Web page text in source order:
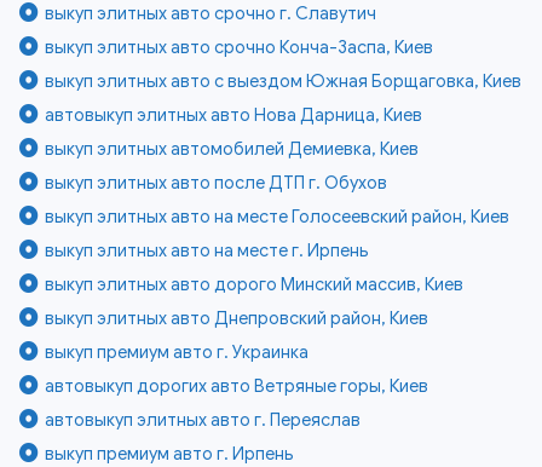
выкуп элитных авто срочно г. Славутич
выкуп элитных авто срочно Конча-Заспа, Киев
выкуп элитных авто с выездом Южная Борщаговка, Киев
автовыкуп элитных авто Нова Дарница, Киев
выкуп элитных автомобилей Демиевка, Киев
выкуп элитных авто после ДТП г. Обухов
выкуп элитных авто на месте Голосеевский район, Киев
выкуп элитных авто на месте г. Ирпень
выкуп элитных авто дорого Минский массив, Киев
выкуп элитных авто Днепровский район, Киев
выкуп премиум авто г. Украинка
автовыкуп дорогих авто Ветряные горы, Киев
автовыкуп элитных авто г. Переяслав
выкуп премиум авто г. Ирпень